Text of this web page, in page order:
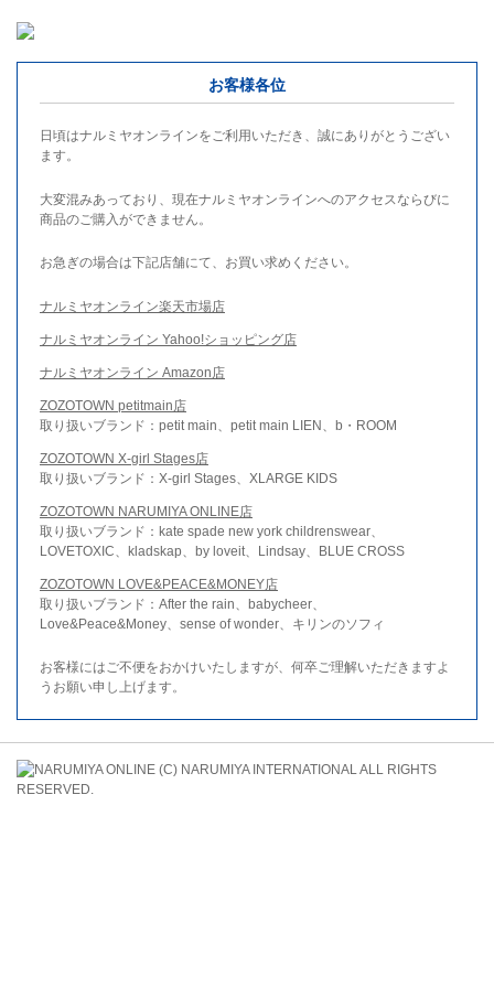
お客様各位
日頃はナルミヤオンラインをご利用いただき、誠にありがとうござい
ます。
大変混みあっており、現在ナルミヤオンラインへのアクセスならびに
商品のご購入ができません。
お急ぎの場合は下記店舗にて、お買い求めください。
ナルミヤオンライン楽天市場店
ナルミヤオンライン Yahoo!ショッピング店
ナルミヤオンライン Amazon店
ZOZOTOWN petitmain店
取り扱いブランド：petit main、petit main LIEN、b・ROOM
ZOZOTOWN X-girl Stages店
取り扱いブランド：X-girl Stages、XLARGE KIDS
ZOZOTOWN NARUMIYA ONLINE店
取り扱いブランド：kate spade new york childrenswear、
LOVETOXIC、kladskap、by loveit、Lindsay、BLUE CROSS
ZOZOTOWN LOVE&PEACE&MONEY店
取り扱いブランド：After the rain、babycheer、
Love&Peace&Money、sense of wonder、キリンのソフィ
お客様にはご不便をおかけいたしますが、何卒ご理解いただきますよ
うお願い申し上げます。